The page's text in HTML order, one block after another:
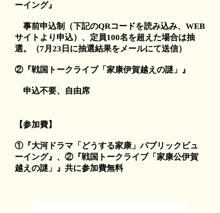
ーイング』
事前申込制（下記のQRコードを読み込み、WEB
サイトより申込）、定員100名を超えた場合は抽
選。（7月23日に抽選結果をメールにて送信）
②『戦国トークライブ「家康伊賀越えの謎」』
申込不要、自由席
【参加費】
①『大河ドラマ「どうする家康」パブリックビュ
ーイング』、②『戦国トークライブ「家康公伊賀
越えの謎」』共に参加費無料